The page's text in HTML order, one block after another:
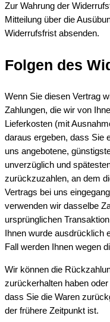
Zur Wahrung der
Mitteilung über die
Widerrufsfrist absenden.
Folgen des
Wenn Sie diesen Vertrag
Zahlungen, die wir von
Lieferkosten (mit
daraus ergeben, dass Sie
uns angebotene,
unverzüglich und
zurückzuzahlen, an dem
Vertrags bei uns
verwenden wir dasselbe
ursprünglichen
Ihnen wurde ausdrücklich
Fall werden Ihnen wegen
Wir können die
zurückerhalten haben
dass Sie die Waren
der frühere Zeitpunkt ist.